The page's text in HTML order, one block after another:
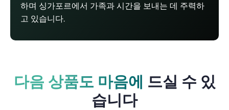
하며 싱가포르에서 가족과 시간을 보내는 데 주력하
고 있습니다.
다음 상품도 마음에 드실 수 있
습니다